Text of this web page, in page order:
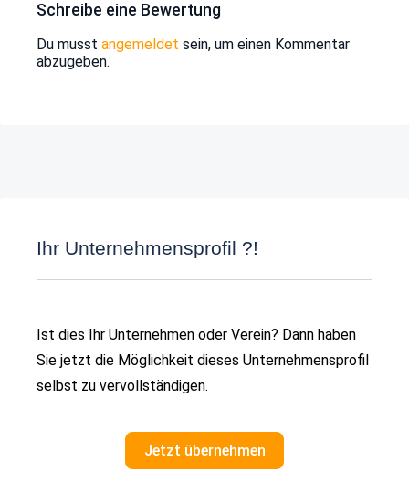
Schreibe eine Bewertung
Du musst angemeldet sein, um einen Kommentar
abzugeben.
Ihr Unternehmensprofil ?!
Ist dies Ihr Unternehmen oder Verein? Dann haben
Sie jetzt die Möglichkeit dieses Unternehmensprofil
selbst zu vervollständigen.
Jetzt übernehmen